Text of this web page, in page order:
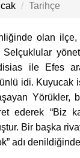
Tarihçe
olan
ile Efes
idi.
Yörükler,
ederek “Biz
Bir başka
adı